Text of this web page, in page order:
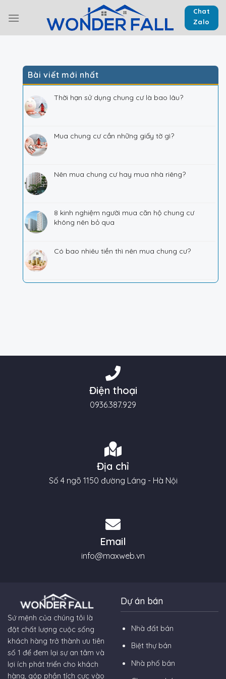
Chat
Zalo
Bài viết mới nhất
Thời hạn sử dụng chung cư là bao lâu?
Mua chung cư cần những giấy tờ gì?
Nên mua chung cư hay mua nhà riêng?
8 kinh nghiệm người mua căn hộ chung cư
không nên bỏ qua
Có bao nhiêu tiền thì nên mua chung cư?
Điện thoại
0936.387.929
Địa chỉ
Số 4 ngõ 1150 đường Láng - Hà Nội
Email
info@maxweb.vn
Sứ mệnh của chúng tôi là
đặt chất lượng cuộc sống
khách hàng trở thành ưu tiên
số 1 để đem lại sự an tâm và
lợi ích phát triển cho khách
hàng, góp phần tích cực vào
Dự án bán
Nhà đất bán
Biệt thự bán
Nhà phố bán